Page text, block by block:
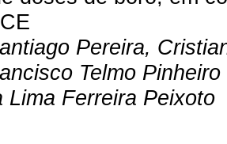
Pereira,
Telmo
Lima Ferreira Peixoto